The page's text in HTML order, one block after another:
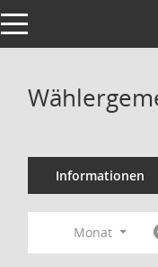
Toggle navigation
Informationen
Monat